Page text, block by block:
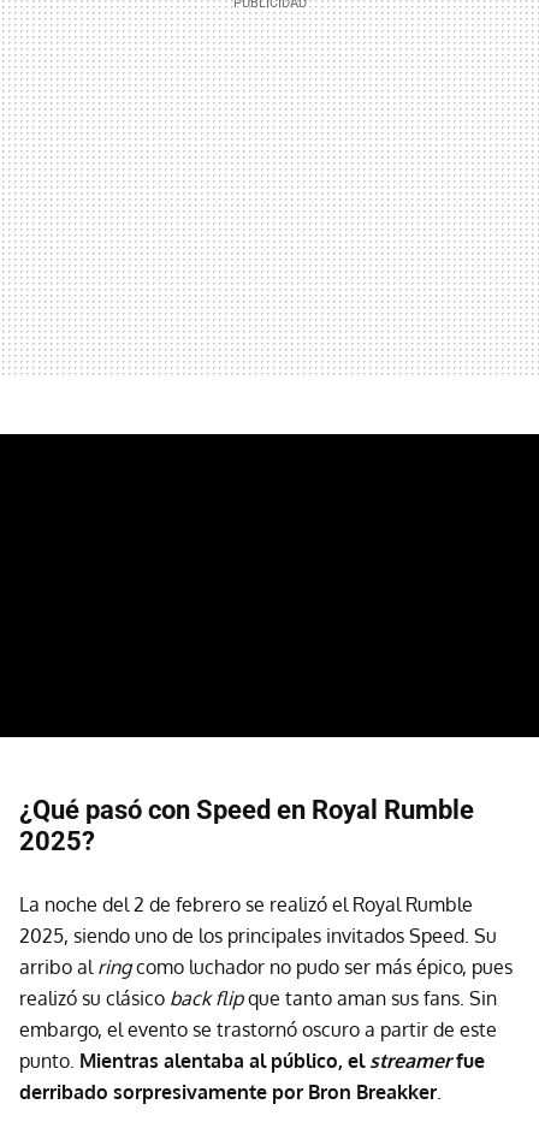
¿Qué pasó con Speed en Royal Rumble
2025?
La noche del 2 de febrero se realizó el Royal Rumble
2025, siendo uno de los principales invitados Speed. Su
arribo al ringcomo luchador no pudo ser más épico, pues
realizó su clásico back flipque tanto aman sus fans. Sin
embargo, el evento se trastornó oscuro a partir de este
punto. Mientras alentaba al público, el streamerfue
derribado sorpresivamente por Bron Breakker.